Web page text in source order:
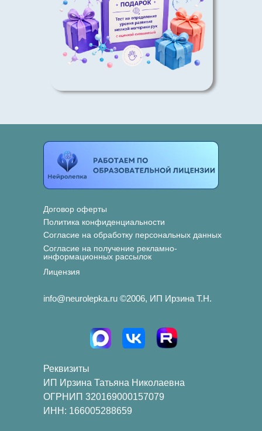
Договор оферты
Политика конфиденциальности
Согласие на обработку персональных данных
Согласие на получение рекламно-
информационных рассылок
Реквизиты
ИП Ирзина Татьяна Николаевна
ОГРНИП 320169000157079
ИНН: 166005288659
info@neurolepka.ru ©2006, ИП Ирзина Т.Н.
Лицензия